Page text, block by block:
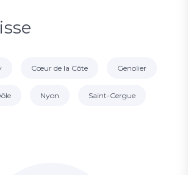
Cœur de la Côte Genolier
Nyon Saint-Cergue